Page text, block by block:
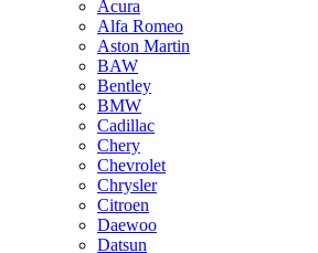
Acura
Alfa Romeo
Aston Martin
BAW
Bentley
BMW
Cadillac
Chery
Chevrolet
Chrysler
Citroen
Daewoo
Datsun